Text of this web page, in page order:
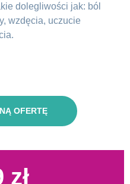
dolegliwości jak: ból
wzdęcia, uczucie
OFERTĘ
zł